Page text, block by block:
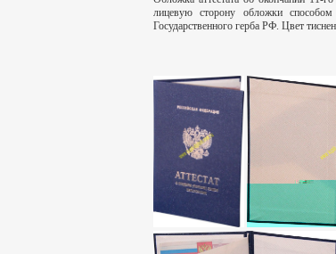
лицевую сторону обложки
Государственного герба РФ. Цвет